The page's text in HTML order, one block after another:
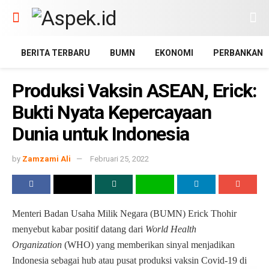
BERITA TERBARU BUMN EKONOMI PERBANKAN
Produksi Vaksin ASEAN, Erick:
Bukti Nyata Kepercayaan
Dunia untuk Indonesia
by Zamzami Ali Februari 25, 2022
Menteri Badan Usaha Milik Negara (BUMN) Erick Thohir
menyebut kabar positif datang dari World Health
Organization (WHO) yang memberikan sinyal menjadikan
Indonesia sebagai hub atau pusat produksi vaksin Covid-19 di